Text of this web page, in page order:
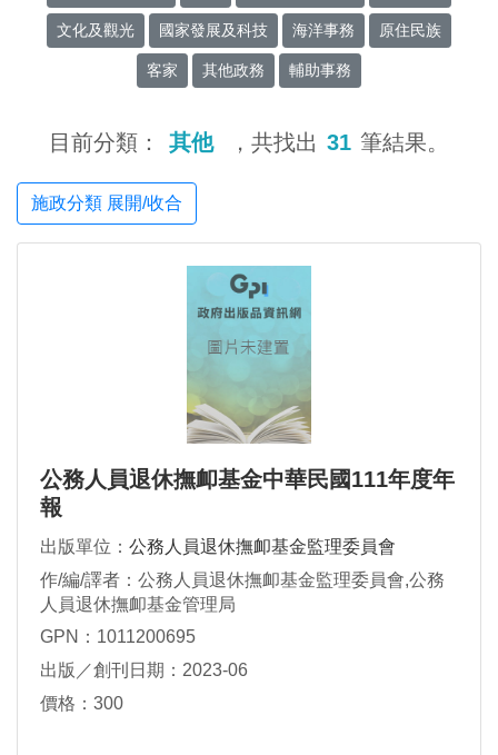
文化及觀光 國家發展及科技 海洋事務 原住民族
客家 其他政務 輔助事務
目前分類： 其他 ，共找出 31 筆結果。
施政分類 展開/收合
公務人員退休撫卹基金中華民國111年度年
報
出版單位： 公務人員退休撫卹基金監理委員會
作/編/譯者：公務人員退休撫卹基金監理委員會,公務
人員退休撫卹基金管理局
GPN：1011200695
出版／創刊日期：2023-06
價格：300